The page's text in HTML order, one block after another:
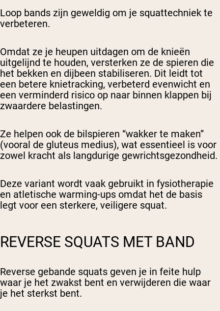
Loop bands zijn geweldig om je squattechniek te
verbeteren.
Omdat ze je heupen uitdagen om de knieën
uitgelijnd te houden, versterken ze de spieren die
het bekken en dijbeen stabiliseren. Dit leidt tot
een betere knietracking, verbeterd evenwicht en
een verminderd risico op naar binnen klappen bij
zwaardere belastingen.
Ze helpen ook de bilspieren “wakker te maken”
(vooral de gluteus medius), wat essentieel is voor
zowel kracht als langdurige gewrichtsgezondheid.
Deze variant wordt vaak gebruikt in fysiotherapie
en atletische warming-ups omdat het de basis
legt voor een sterkere, veiligere squat.
REVERSE SQUATS MET BAND
Reverse gebande squats geven je in feite hulp
waar je het zwakst bent en verwijderen die waar
je het sterkst bent.